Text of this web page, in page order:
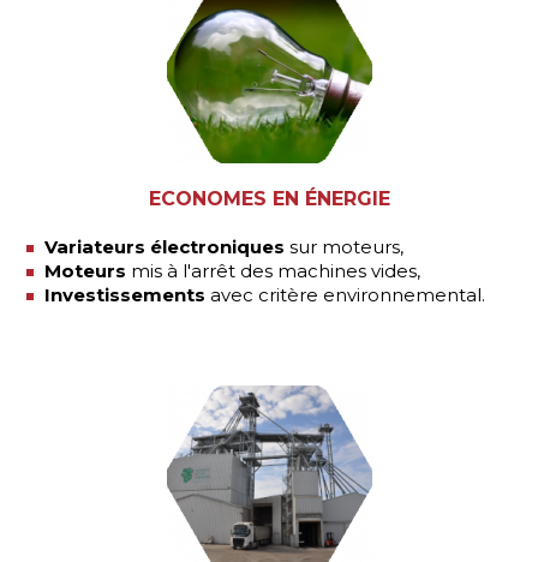
ECONOMES EN ÉNERGIE
Variateurs électroniques sur moteurs,
Moteurs mis à l'arrêt des machines vides,
Investissementsavec critère environnemental.